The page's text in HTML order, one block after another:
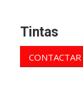
Tintas
CONTACTAR